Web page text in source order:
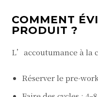
COMMENT
PRODUIT ?
L’accoutumance à la
Réserver le pre-